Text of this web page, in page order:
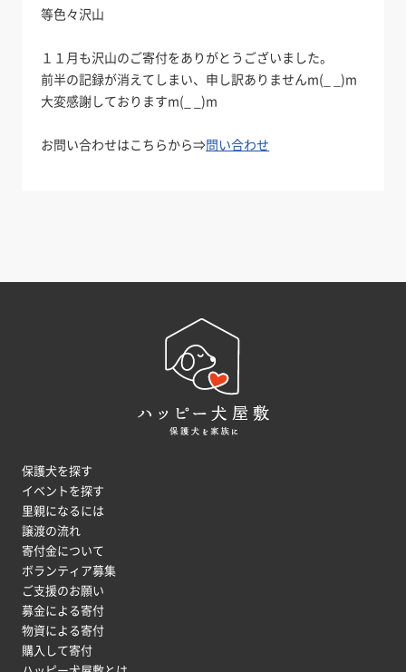
等色々沢山
１１月も沢山のご寄付をありがとうございました。
前半の記録が消えてしまい、申し訳ありませんm(_ _)m
大変感謝しておりますm(_ _)m
お問い合わせはこちらから⇒問い合わせ
保護犬を探す
イベントを探す
里親になるには
譲渡の流れ
寄付金について
ボランティア募集
ご支援のお願い
募金による寄付
物資による寄付
購入して寄付